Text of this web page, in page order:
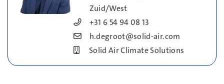
Zuid/West
Blog_field_Telefoonnummer
+31 6 54 94 08 13
Blog_field_E-mail
h.degroot@solid-air.com
Bedrijf
Solid Air Climate Solutions